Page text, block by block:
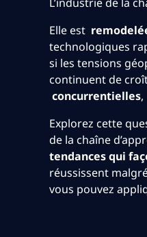
Elle est
technologiques
si les tensions
continuent de
concurrentielles,
Explorez cette
de la chaîne
tendances qui
réussissent
vous pouvez